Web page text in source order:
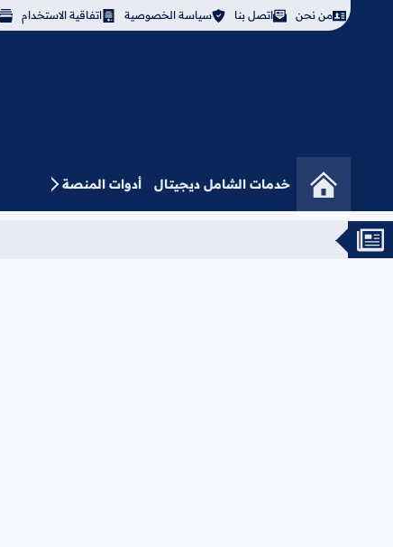
من نحن اتصل بنا سياسة الخصوصية اتفاقية الاستخدام
خدمات الشامل ديجيتال أدوات المنصة